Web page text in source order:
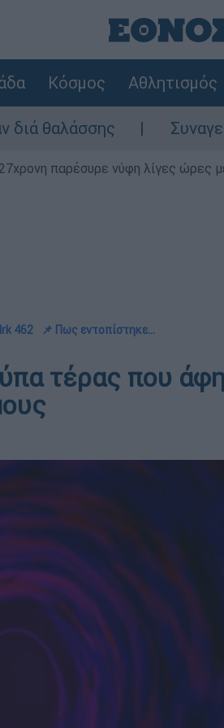
Κόσμος Αθλητισμός
Συναγερμός από
παρέσυρε νύφη λίγες ώρες
462
📌 Πως εντοπίστηκε...
τέρας που